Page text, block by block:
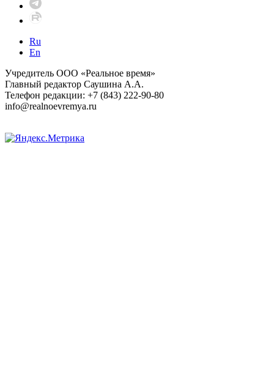
Ru
En
Учредитель ООО «Реальное время»
Главный редактор Саушина А.А.
Телефон редакции: +7 (843) 222-90-80
info@realnoevremya.ru